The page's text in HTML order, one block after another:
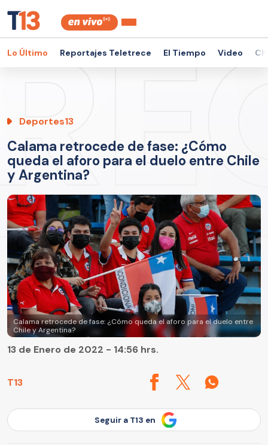
Lo Último Reportajes Teletrece El Tiempo Video
Deportes13
Calama retrocede de fase: ¿Cómo
queda el aforo para el duelo entre Chile
y Argentina?
Calama retrocede de fase: ¿Cómo queda el aforo para el duelo entre
Chile y Argentina?
T13
13 de Enero de 2022 - 14:56 hrs.
Seguir a T13 en